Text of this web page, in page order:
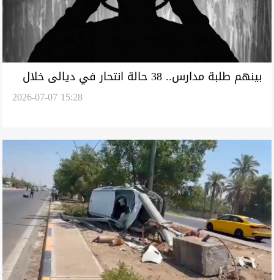
بينهم طلبة مدارس.. 38 حالة انتحار في ديالى خلال
2026-07-07 15:28